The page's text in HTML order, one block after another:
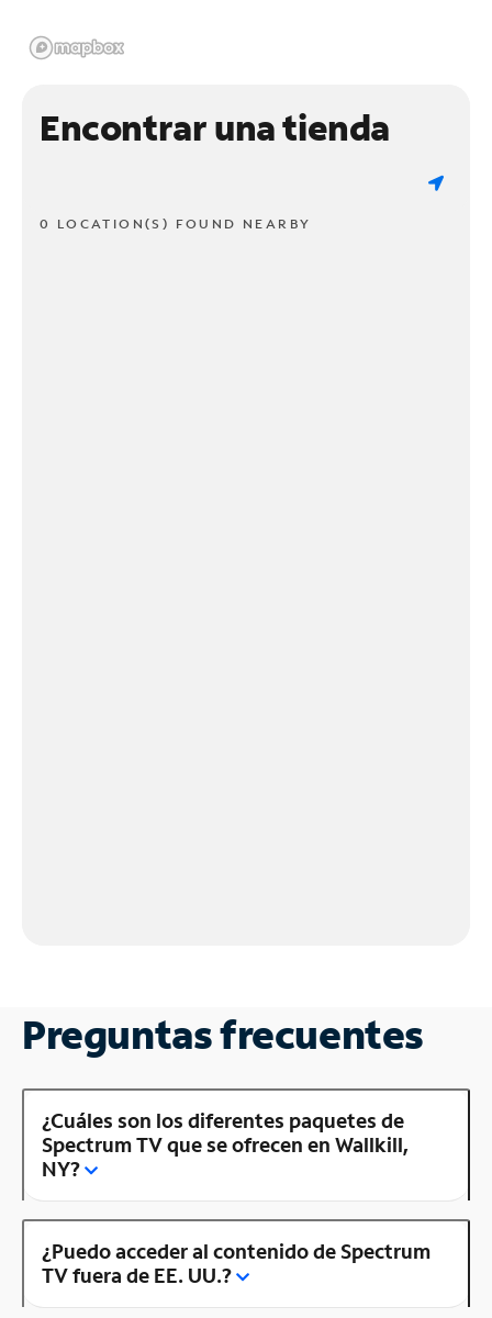
Encontrar una tienda
0 LOCATION(S) FOUND NEARBY
Preguntas frecuentes
¿Cuáles son los diferentes paquetes de
Spectrum TV que se ofrecen en Wallkill,
NY?
¿Puedo acceder al contenido de Spectrum
TV fuera de EE. UU.?